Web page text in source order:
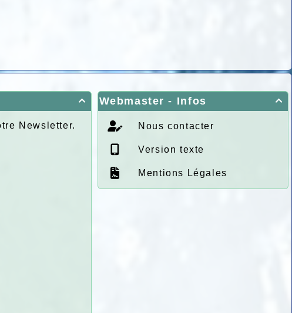

Newsletter.

Webmaster - Infos
Nous contacter
Version texte
Mentions Légales